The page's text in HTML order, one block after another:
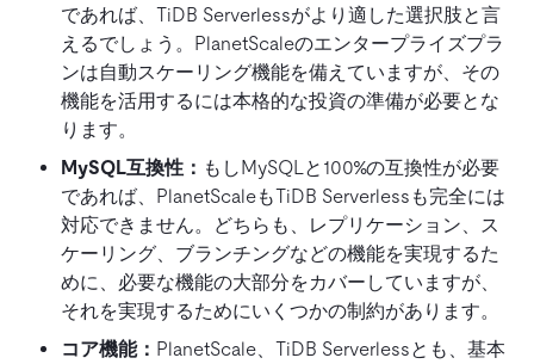
であれば、TiDB Serverlessがより適した選択肢と言
えるでしょう。PlanetScaleのエンタープライズプラ
ンは自動スケーリング機能を備えていますが、その
機能を活用するには本格的な投資の準備が必要とな
ります。
MySQL互換性： もしMySQLと100%の互換性が必要
であれば、PlanetScaleもTiDB Serverlessも完全には
対応できません。どちらも、レプリケーション、ス
ケーリング、ブランチングなどの機能を実現するた
めに、必要な機能の大部分をカバーしていますが、
それを実現するためにいくつかの制約があります。
コア機能： PlanetScale、TiDB Serverlessとも、基本